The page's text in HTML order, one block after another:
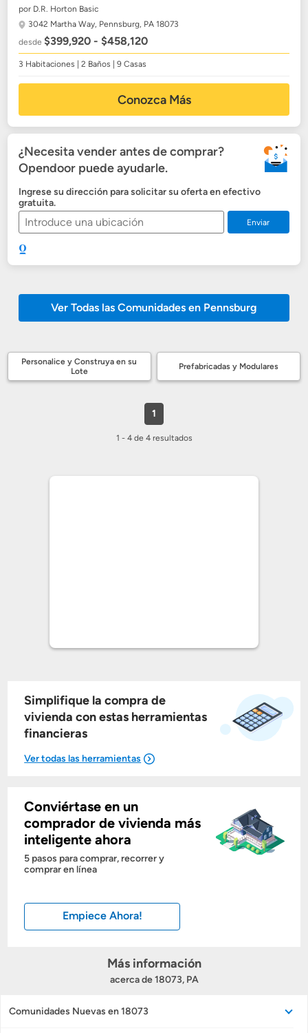
por D.R. Horton Basic
3042 Martha Way, Pennsburg, PA 18073
desde$399,920 - $458,120
3 Habitaciones | 2 Baños | 9 Casas
Conozca Más
¿Necesita vender antes de comprar?
Opendoor puede ayudarle.
Ingrese su dirección para solicitar su oferta en efectivo
gratuita.
Enviar
Ver Todas las Comunidades en Pennsburg
Personalice y Construya en su
Lote
Prefabricadas y Modulares
1
1 - 4 de 4 resultados
Simplifique la compra de
vivienda con estas herramientas
financieras
Mostrarme lo que puedo pagar
Costos casa nueva vs. usada
Calcular mi hipoteca
Obtener Aprobación Previa
Conviértase en un
comprador de vivienda más
inteligente ahora
5 pasos para comprar, recorrer y
comprar en línea
Empiece Ahora!
Más información
acerca de 18073, PA
Comunidades Nuevas en 18073